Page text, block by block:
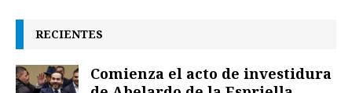
RECIENTES
Comienza el acto de investidura